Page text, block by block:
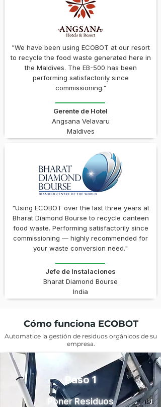
"We have been using ECOBOT at our resort
to recycle the food waste generated here in
the Maldives. The EB-500 has been
performing satisfactorily since
commissioning."
Gerente de Hotel
Angsana Velavaru
Maldives
"Using ECOBOT over the last three years at
Bharat Diamond Bourse to recycle canteen
food waste. Performing satisfactorily since
commissioning — highly recommended for
your waste conversion need."
Jefe de Instalaciones
Bharat Diamond Bourse
India
Cómo funciona ECOBOT
Automatice la gestión de residuos orgánicos de su
empresa.
Paso 1
Poner Residuos